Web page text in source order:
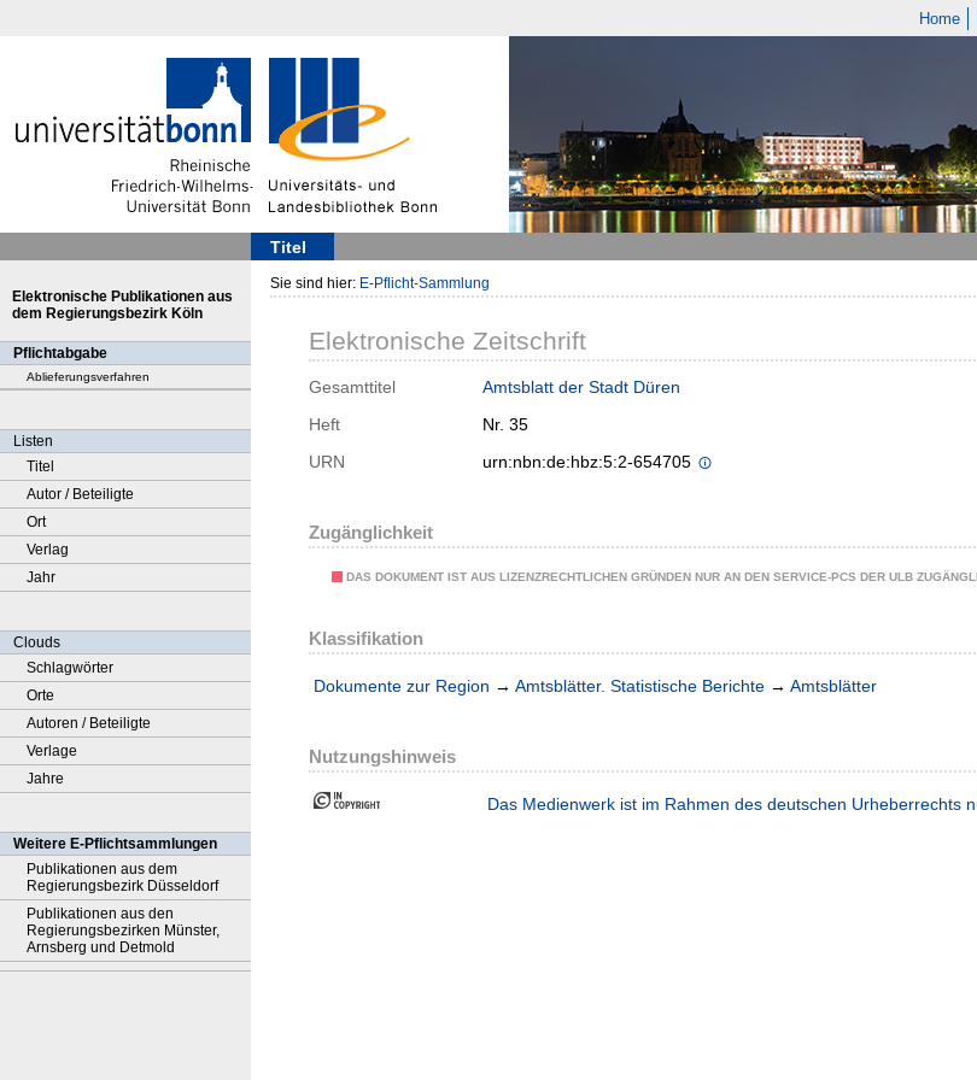
Home
Titel
Elektronische Publikationen aus
dem Regierungsbezirk Köln
Pflichtabgabe
Ablieferungsverfahren
Listen
Titel
Autor / Beteiligte
Ort
Verlag
Jahr
Clouds
Schlagwörter
Orte
Autoren / Beteiligte
Verlage
Jahre
Weitere E-Pflichtsammlungen
Publikationen aus dem
Regierungsbezirk Düsseldorf
Publikationen aus den
Regierungsbezirken Münster,
Arnsberg und Detmold
Sie sind hier: E-Pflicht-Sammlung
Elektronische Zeitschrift
Gesamttitel
Amtsblatt der Stadt Düren
Heft
Nr. 35
URN
urn:nbn:de:hbz:5:2-654705
Zugänglichkeit
DAS DOKUMENT IST AUS LIZENZRECHTLICHEN GRÜNDEN NUR AN DEN SERVICE-PCS DER ULB
Klassifikation
Dokumente zur Region → Amtsblätter. Statistische Berichte → Amtsblätter
Nutzungshinweis
Das Medienwerk ist im Rahmen des deutschen Urheberrechts